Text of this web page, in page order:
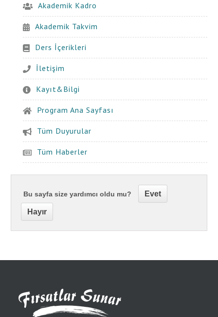
Akademik Kadro
Akademik Takvim
Ders İçerikleri
İletişim
Kayıt&Bilgi
Program Ana Sayfası
Tüm Duyurular
Tüm Haberler
Bu sayfa size yardımcı oldu mu? Evet
Hayır